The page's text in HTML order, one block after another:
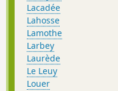
Lacadée
Lahosse
Lamothe
Larbey
Laurède
Le Leuy
Louer